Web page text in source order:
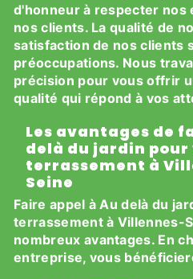
d'honneur à respecter nos
nos clients. La qualité de
satisfaction de nos clients
préoccupations. Nous
précision pour vous offrir
qualité qui répond à vos
Les avantages de
delà du jardin
terrassement à
Seine
Faire appel à Au delà du
terrassement à Villennes-
nombreux avantages. En
entreprise, vous